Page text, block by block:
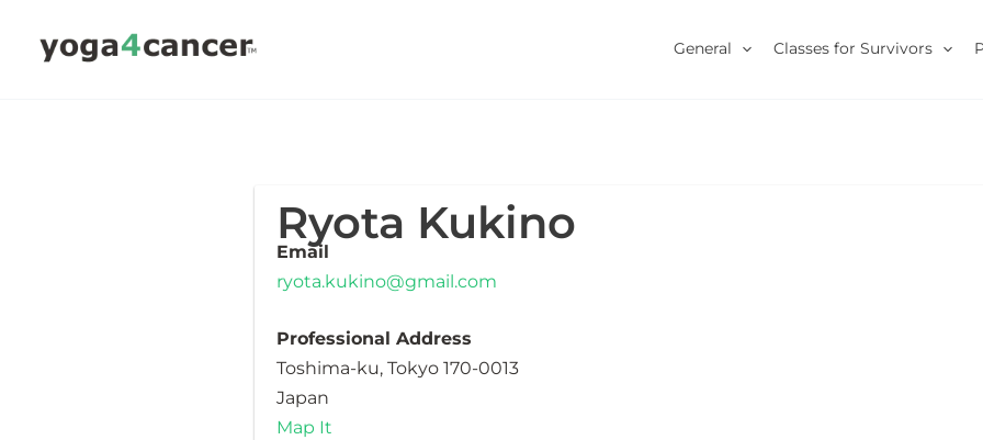
General Classes for Survivors
Ryota Kukino
Email
ryota.kukino@gmail.com
Professional Address
Toshima-ku, Tokyo 170-0013
Japan
Map It